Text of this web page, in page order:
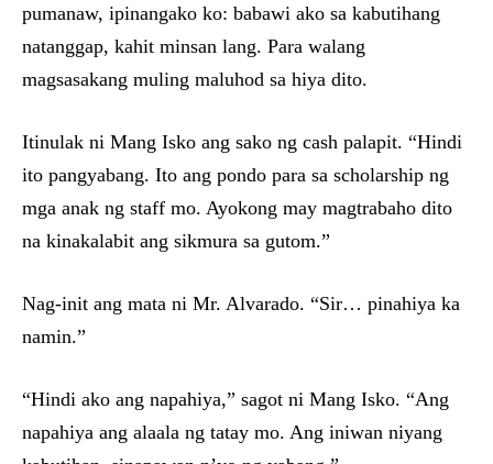
pumanaw, ipinangako ko: babawi ako sa kabutihang
natanggap, kahit minsan lang. Para walang
magsasakang muling maluhod sa hiya dito.
Itinulak ni Mang Isko ang sako ng cash palapit. “Hindi
ito pangyabang. Ito ang pondo para sa scholarship ng
mga anak ng staff mo. Ayokong may magtrabaho dito
na kinakalabit ang sikmura sa gutom.”
Nag-init ang mata ni Mr. Alvarado. “Sir… pinahiya ka
namin.”
“Hindi ako ang napahiya,” sagot ni Mang Isko. “Ang
napahiya ang alaala ng tatay mo. Ang iniwan niyang